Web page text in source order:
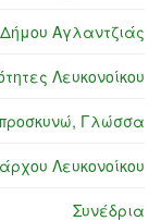
Δήμου Αγλαντζιάς
Λευκονοίκου
Γλώσσα
Λευκονοίκου
Συνέδρια